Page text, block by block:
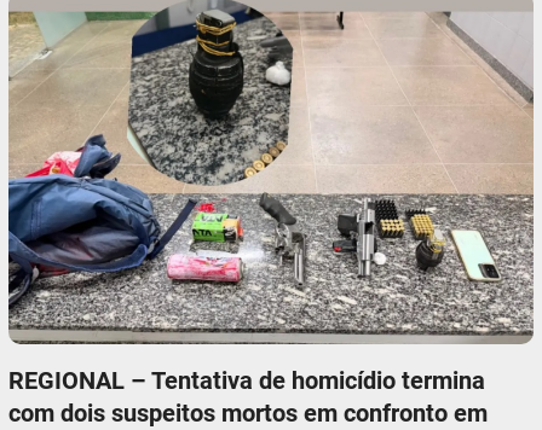
REGIONAL – Tentativa de homicídio termina
com dois suspeitos mortos em confronto em